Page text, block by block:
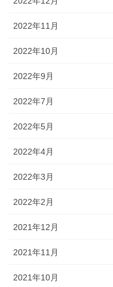
2022年11月
2022年10月
2022年9月
2022年7月
2022年5月
2022年4月
2022年3月
2022年2月
2021年12月
2021年11月
2021年10月